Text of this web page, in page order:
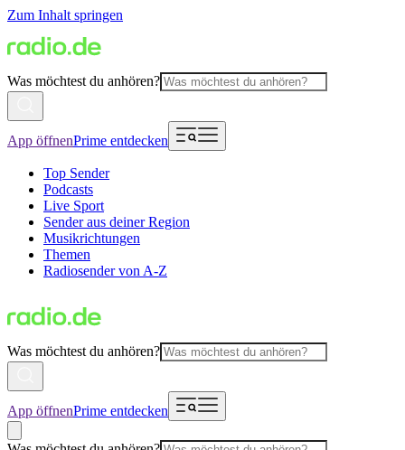
Zum Inhalt springen
Was möchtest du anhören?
App öffnenPrime entdecken
Top Sender
Podcasts
Live Sport
Sender aus deiner Region
Musikrichtungen
Themen
Radiosender von A-Z
Was möchtest du anhören?
App öffnenPrime entdecken